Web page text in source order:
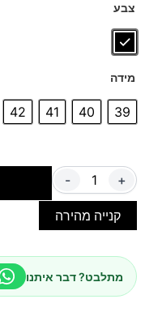
מדרס
צבע
מידה
39
40
41
42
- +
קנייה מהירה
מתלבט? דבר איתנו